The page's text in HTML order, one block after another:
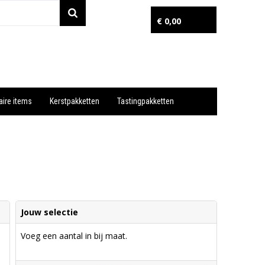
€ 0,00
items Kerstpakketten Tastingpakketten
Jouw selectie
Voeg een aantal in bij maat.